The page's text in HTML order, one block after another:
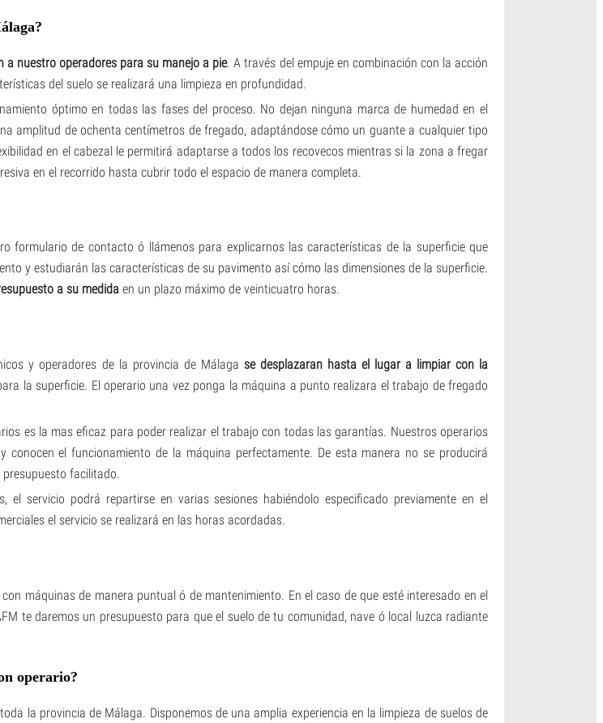
a nuestro operadores para su manejo a pie. A través del empuje en combinación con la acción
del suelo se realizará una limpieza en profundidad.
óptimo en todas las fases del proceso. No dejan ninguna marca de humedad en el
amplitud de ochenta centímetros de fregado, adaptándose cómo un guante a cualquier tipo
en el cabezal le permitirá adaptarse a todos los recovecos mientras si la zona a fregar
en el recorrido hasta cubrir todo el espacio de manera completa.
formulario de contacto ó llámenos para explicarnos las características de la superficie que
y estudiarán las características de su pavimento así cómo las dimensiones de la superficie.
a su medida en un plazo máximo de veinticuatro horas.
y operadores de la provincia de Málaga se desplazaran hasta el lugar a limpiar con la
la superficie. El operario una vez ponga la máquina a punto realizara el trabajo de fregado
es la mas eficaz para poder realizar el trabajo con todas las garantías. Nuestros operarios
el funcionamiento de la máquina perfectamente. De esta manera no se producirá
facilitado.
servicio podrá repartirse en varias sesiones habiéndolo especificado previamente en el
el servicio se realizará en las horas acordadas.
máquinas de manera puntual ó de mantenimiento. En el caso de que esté interesado en el
te daremos un presupuesto para que el suelo de tu comunidad, nave ó local luzca radiante
operario?
la provincia de Málaga. Disponemos de una amplia experiencia en la limpieza de suelos de